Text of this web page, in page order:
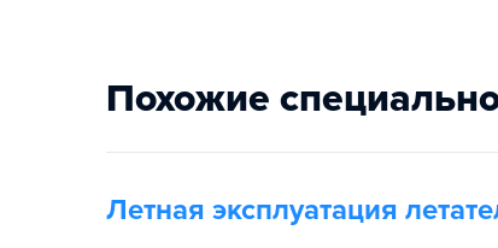
Похожие
Летная эксплуатация